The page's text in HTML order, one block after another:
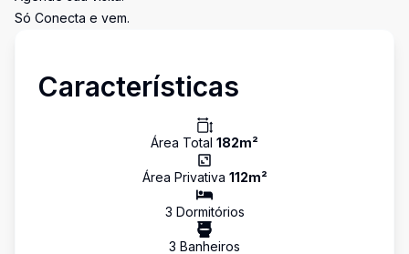
Só Conecta e vem.
Características
Área Total 182m²
Área Privativa 112m²
3 Dormitórios
3 Banheiros